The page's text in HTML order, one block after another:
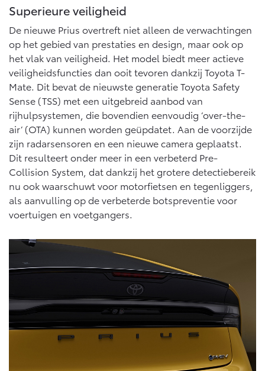
Superieure veiligheid
De nieuwe Prius overtreft niet alleen de verwachtingen
op het gebied van prestaties en design, maar ook op
het vlak van veiligheid. Het model biedt meer actieve
veiligheidsfuncties dan ooit tevoren dankzij Toyota T-
Mate. Dit bevat de nieuwste generatie Toyota Safety
Sense (TSS) met een uitgebreid aanbod van
rijhulpsystemen, die bovendien eenvoudig ‘over-the-
air’ (OTA) kunnen worden geüpdatet. Aan de voorzijde
zijn radarsensoren en een nieuwe camera geplaatst.
Dit resulteert onder meer in een verbeterd Pre-
Collision System, dat dankzij het grotere detectiebereik
nu ook waarschuwt voor motorfietsen en tegenliggers,
als aanvulling op de verbeterde botspreventie voor
voertuigen en voetgangers.